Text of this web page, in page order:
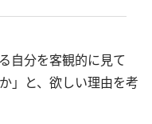
自分を客観的に見て
」と、欲しい理由を考